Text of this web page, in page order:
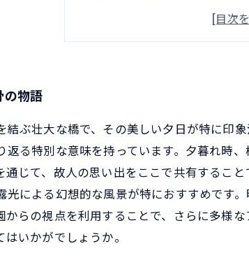
海と空の青が織り成す明
夕暮れ時の明石大橋：思
の物語
結ぶ壮大な橋で、その美しい夕日が特に印
返る特別な意味を持っています。夕暮れ時
じて、故人の思い出をここで共有するこ
光による幻想的な風景が特におすすめです
らの視点を利用することで、さらに多様
いかがでしょうか。